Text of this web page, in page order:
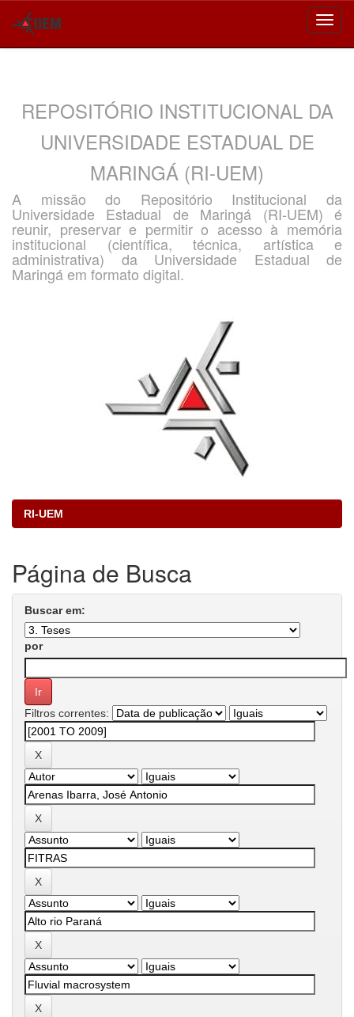
REPOSITÓRIO INSTITUCIONAL DA
UNIVERSIDADE ESTADUAL DE
MARINGÁ (RI-UEM)
A missão do Repositório Institucional da
Universidade Estadual de Maringá (RI-UEM) é
reunir, preservar e permitir o acesso à memória
institucional (científica, técnica, artística e
administrativa) da Universidade Estadual de
Maringá em formato digital.
RI-UEM
Página de Busca
Buscar em:
por
Filtros correntes: